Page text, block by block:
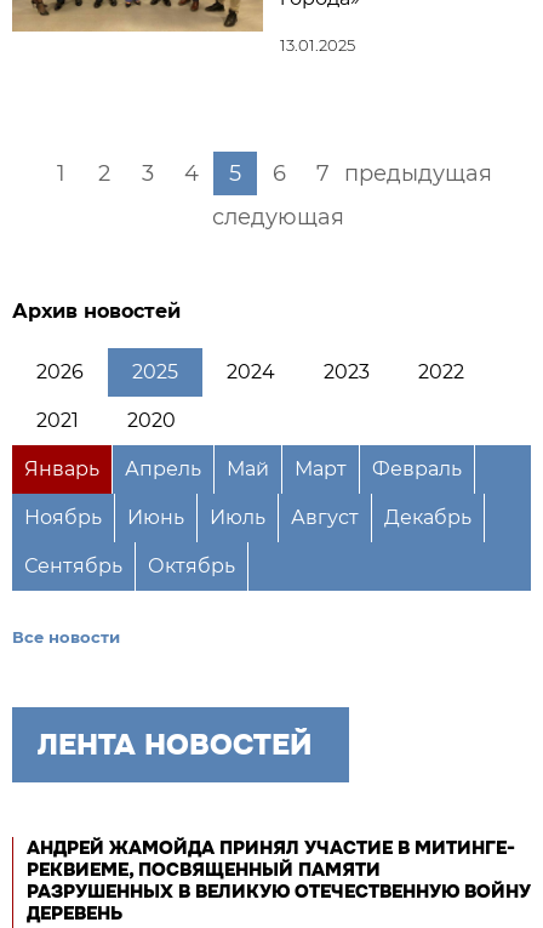
13.01.2025
предыдущая
1 2 3 4 5 6
7
следующая
Архив новостей
2026 2025 2024 2023 2022
2021 2020
Январь Апрель Май Март Февраль
Ноябрь Июнь Июль Август Декабрь
Сентябрь Октябрь
Все новости
ЛЕНТА НОВОСТЕЙ
АНДРЕЙ ЖАМОЙДА ПРИНЯЛ УЧАСТИЕ В МИТИНГЕ-
РЕКВИЕМЕ, ПОСВЯЩЕННЫЙ ПАМЯТИ
РАЗРУШЕННЫХ В ВЕЛИКУЮ ОТЕЧЕСТВЕННУЮ ВОЙНУ
ДЕРЕВЕНЬ